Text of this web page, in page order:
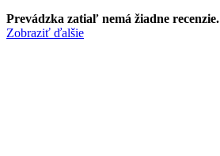
Prevádzka zatiaľ nemá žiadne recenzie.
Zobraziť ďalšie